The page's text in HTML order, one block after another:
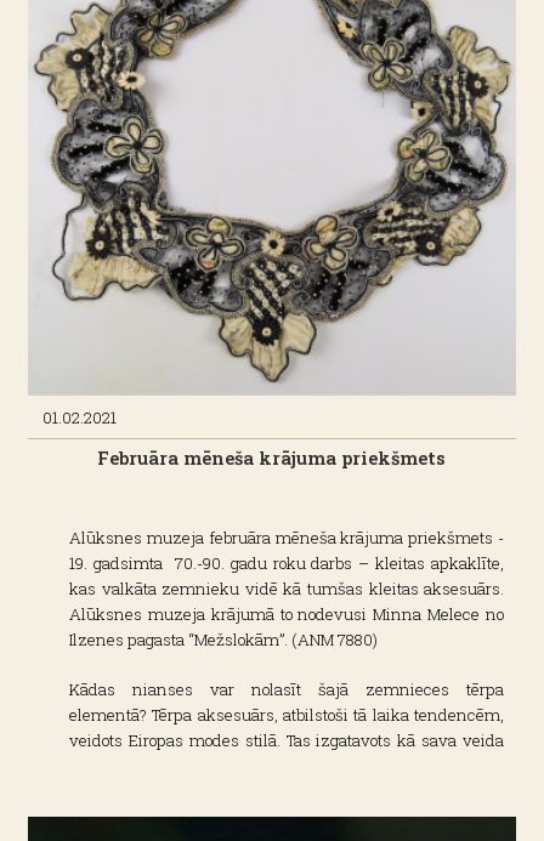
01.02.2021
Februāra mēneša krājuma priekšmets
Alūksnes muzeja februāra mēneša krājuma priekšmets -
19. gadsimta 70.-90. gadu roku darbs – kleitas apkaklīte,
kas valkāta zemnieku vidē kā tumšas kleitas aksesuārs.
Alūksnes muzeja krājumā to nodevusi Minna Melece no
Ilzenes pagasta “Mežslokām”. (ANM 7880)
Kādas nianses var nolasīt šajā zemnieces tērpa
elementā? Tērpa aksesuārs, atbilstoši tā laika tendencēm,
veidots Eiropas modes stilā. Tas izgatavots kā sava veida
pat stipri novalkāti, šis izskatās gluži kā jauns.